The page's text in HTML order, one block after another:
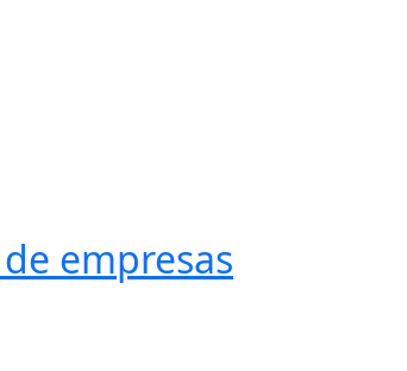
empresas